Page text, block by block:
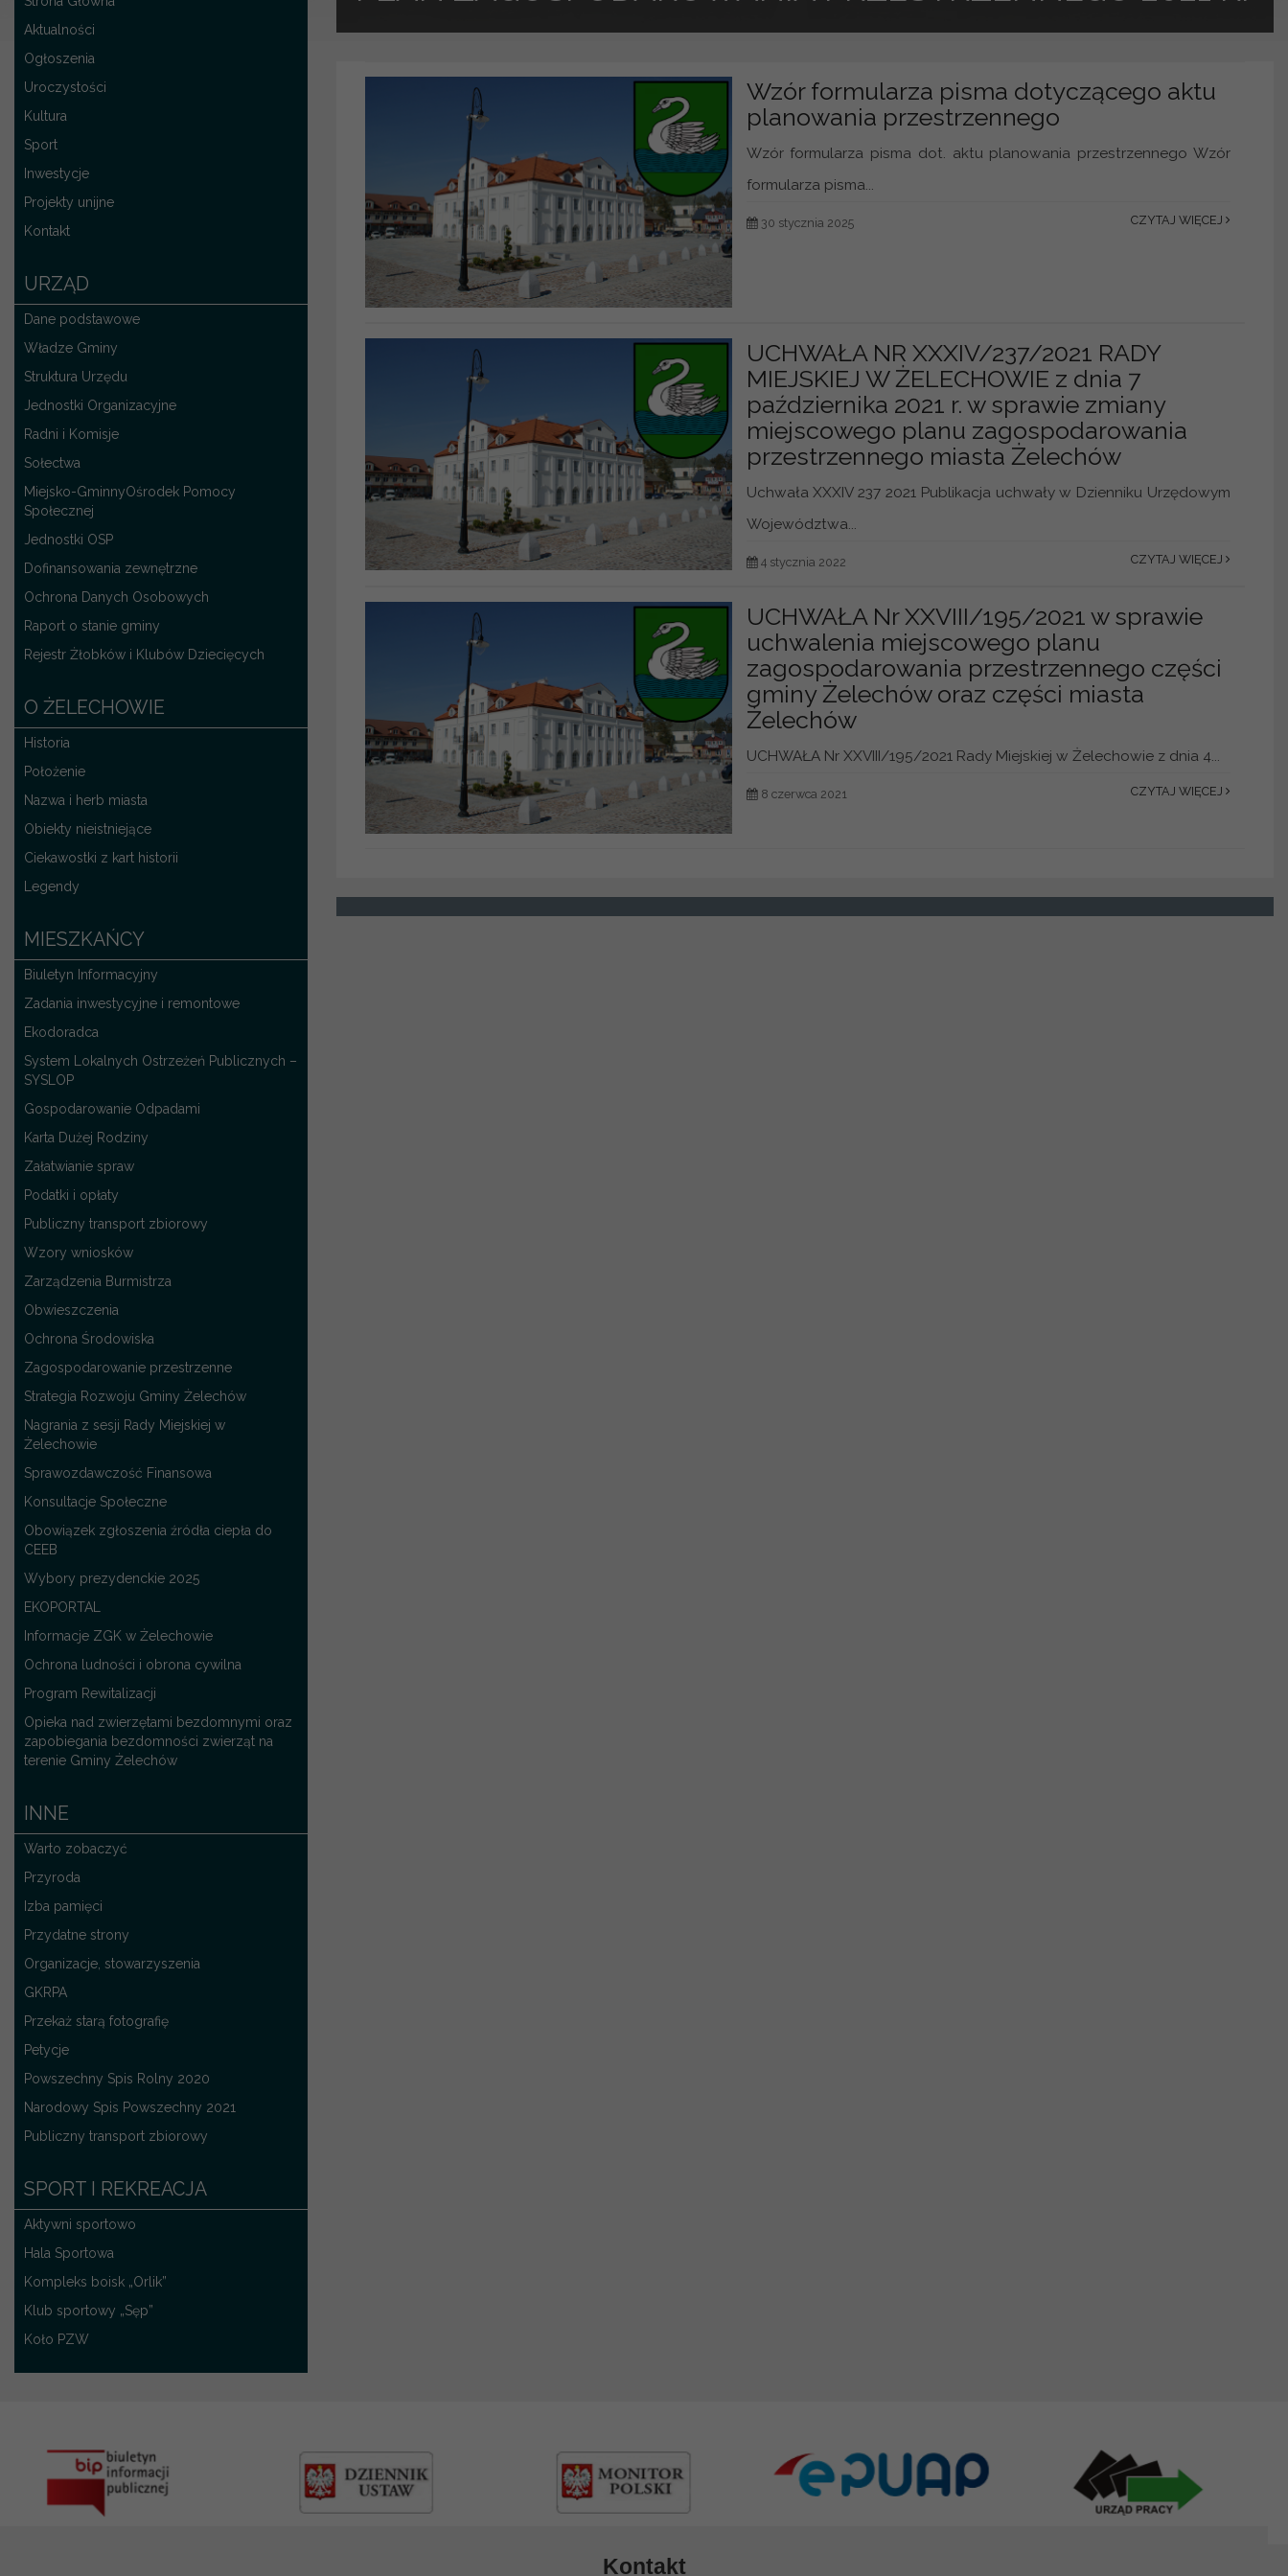
Aktualności
Ogłoszenia
Uroczystości
Kultura
Sport
Inwestycje
Projekty unijne
Kontakt
URZĄD
Dane podstawowe
Władze Gminy
Struktura Urzędu
Jednostki Organizacyjne
Radni i Komisje
Sołectwa
Miejsko-GminnyOśrodek Pomocy
Społecznej
Jednostki OSP
Dofinansowania zewnętrzne
Ochrona Danych Osobowych
Raport o stanie gminy
Rejestr Żłobków i Klubów Dziecięcych
O ŻELECHOWIE
Historia
Położenie
Nazwa i herb miasta
Obiekty nieistniejące
Ciekawostki z kart historii
Legendy
MIESZKAŃCY
Biuletyn Informacyjny
Zadania inwestycyjne i remontowe
Ekodoradca
System Lokalnych Ostrzeżeń Publicznych –
SYSLOP
Gospodarowanie Odpadami
Karta Dużej Rodziny
Załatwianie spraw
Podatki i opłaty
Publiczny transport zbiorowy
Wzory wniosków
Zarządzenia Burmistrza
Obwieszczenia
Ochrona Środowiska
Zagospodarowanie przestrzenne
Strategia Rozwoju Gminy Żelechów
Nagrania z sesji Rady Miejskiej w
Żelechowie
Sprawozdawczość Finansowa
Konsultacje Społeczne
Obowiązek zgłoszenia źródła ciepła do
CEEB
Wybory prezydenckie 2025
EKOPORTAL
Informacje ZGK w Żelechowie
Ochrona ludności i obrona cywilna
Program Rewitalizacji
Opieka nad zwierzętami bezdomnymi oraz
zapobiegania bezdomności zwierząt na
terenie Gminy Żelechów
INNE
Warto zobaczyć
Przyroda
Izba pamięci
Przydatne strony
Organizacje, stowarzyszenia
GKRPA
Przekaż starą fotografię
Petycje
Powszechny Spis Rolny 2020
Narodowy Spis Powszechny 2021
Publiczny transport zbiorowy
SPORT I REKREACJA
Aktywni sportowo
Hala Sportowa
Kompleks boisk „Orlik”
Klub sportowy „Sęp”
Koło PZW
Wzór formularza pisma dotyczącego aktu
planowania przestrzennego
Wzór formularza pisma dot. aktu planowania przestrzennego Wzór
formularza pisma...
30 stycznia 2025 CZYTAJ WIĘCEJ
UCHWAŁA NR XXXIV/237/2021 RADY
MIEJSKIEJ W ŻELECHOWIE z dnia 7
października 2021 r. w sprawie zmiany
miejscowego planu zagospodarowania
przestrzennego miasta Żelechów
Uchwała XXXIV 237 2021 Publikacja uchwały w Dzienniku Urzędowym
Województwa...
4 stycznia 2022 CZYTAJ WIĘCEJ
UCHWAŁA Nr XXVIII/195/2021 w sprawie
uchwalenia miejscowego planu
zagospodarowania przestrzennego części
gminy Żelechów oraz części miasta
Żelechów
UCHWAŁA Nr XXVIII/195/2021 Rady Miejskiej w Żelechowie z dnia 4...
8 czerwca 2021 CZYTAJ WIĘCEJ
Kontakt